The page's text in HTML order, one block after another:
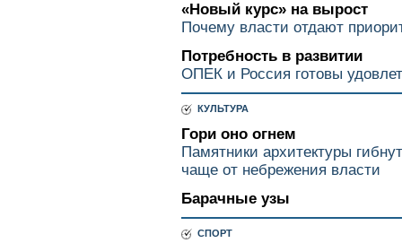
«Новый курс» на вырост
Почему власти отдают
Потребность в развитии
ОПЕК и Россия готовы
КУЛЬТУРА
Гори оно огнем
Памятники архитектуры
чаще от небрежения власти
Барачные узы
СПОРТ